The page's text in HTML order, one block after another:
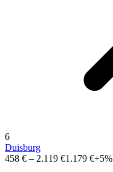
6
Duisburg
458 € – 2.119 €1.179 €+5%